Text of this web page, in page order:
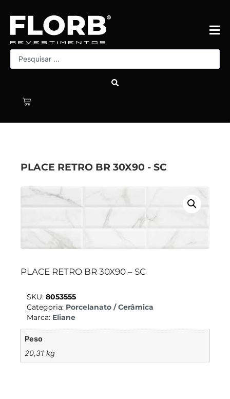
PLACE RETRO BR 30X90 - SC
PLACE RETRO BR 30X90 – SC
SKU: 8053555
Categoria: Porcelanato / Cerâmica
Marca: Eliane
Peso
20,31 kg